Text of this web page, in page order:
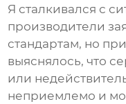
Я сталкивался с
производители
стандартам, но
выяснялось, что
или
неприемлемо и